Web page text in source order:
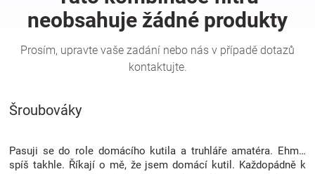
zábava
pro
Šroubováky
Pasuji se do role domácího kutila a truhláře amatéra. Ehm…
spíš takhle. Říkají o mě, že jsem domácí kutil. Každopádně k